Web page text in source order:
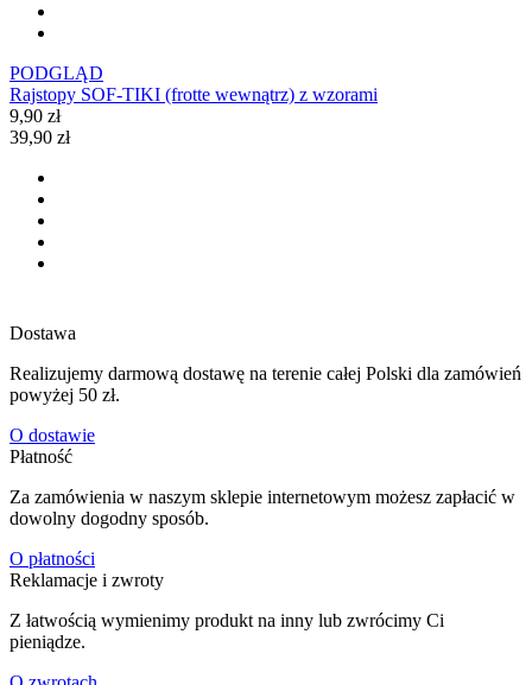
PODGLĄD
Rajstopy SOF-TIKI (frotte wewnątrz) z wzorami
9,90 zł
39,90 zł
Dostawa
Realizujemy darmową dostawę na terenie całej Polski dla zamówień
powyżej 50 zł.
O dostawie
Płatność
Za zamówienia w naszym sklepie internetowym możesz zapłacić w
dowolny dogodny sposób.
O płatności
Reklamacje i zwroty
Z łatwością wymienimy produkt na inny lub zwrócimy Ci
pieniądze.